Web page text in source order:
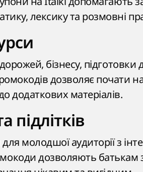
лексику та розмовні
бізнесу, підготовки
дозволяє почати
додаткових матеріалів.
підлітків
молодшої аудиторії з
дозволяють